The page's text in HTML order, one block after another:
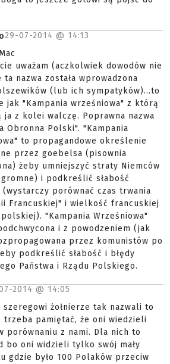
29-07-2014 @ 14:13
uważam (aczkolwiek dowodów nie
ta nazwa została wprowadzona
(lub ich sympatyków)...to
jak "Kampania wrześniowa" z którą
ja z kolei walczę. Poprawna nazwa
Obronna Polski". "Kampania
to propagandowe określenie
przez goebelsa (pisownia
żeby umniejszyć straty Niemców
i podkreślić słabość
(wystarczy porównać czas trwania
Francuskiej" i wielkość francuskiej
"Kampania Wrześniowa"
i z powodzeniem (jak
przez komunistów po
podkreślić słabość i błędy
Państwa i Rządu Polskiego.
2014 @ 14:05
żołnierze tak nazwali to
trzeba pamiętać, że oni wiedzieli
porównaniu z nami. Dla nich to
bo oni widzieli tylko swój mały
gdzie było 100 Polaków przeciw